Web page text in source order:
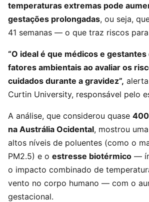
temperaturas extremas pode
gestações prolongadas, ou seja,
41 semanas — o que traz riscos
“O ideal é que médicos e
fatores ambientais ao avaliar os
cuidados durante a gravidez”,
Curtin University, responsável pelo
A análise, que considerou quase
na Austrália Ocidental, mostrou
altos níveis de poluentes (como o
PM2.5) e o estresse biotérmico —
o impacto combinado de
vento no corpo humano — com o
gestacional.